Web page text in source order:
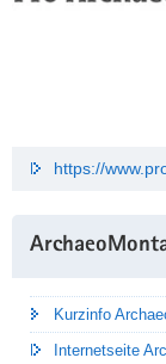
https://
Kurzinfo
Internetseite